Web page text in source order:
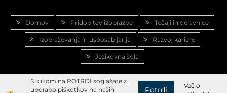
Domov Pridobitev izobrazbe Tečaji in delavnice
Izobraževanja in usposabljanja Razvoj kariere
Jezikovna šola
S klikom na POTRDI soglašate z
uporabo piškotkov na naših
Potrdi
Več o